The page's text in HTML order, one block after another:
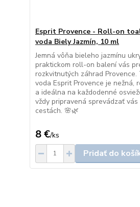
Esprit Provence - Roll-on
voda Biely Jazmín, 10 ml
Jemná vôňa bieleho jazmínu
praktickom roll-on balení vás
rozkvitnutých záhrad Provence.
voda Esprit Provence je nežná,
a ideálna na každodenné
vždy pripravená sprevádzať vás
cestách. 🌸🌿
8 €/ks
Pridať do